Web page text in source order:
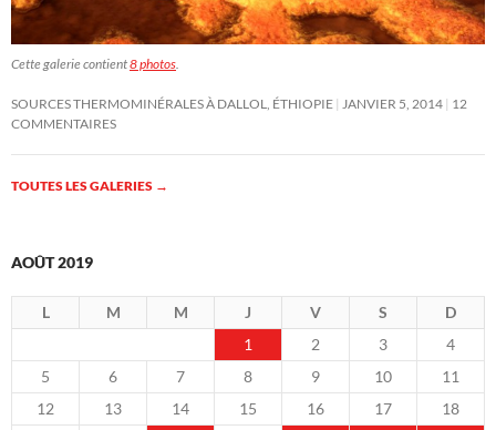
Cette galerie contient8 photos.
SOURCES THERMOMINÉRALES À DALLOL, ÉTHIOPIE JANVIER 5, 2014 12
COMMENTAIRES
TOUTES LES GALERIES →
AOÛT 2019
L M M J V S
D
1
2 3
4
5
6 7 8 9 10
11
12
13 14 15 16 17
18